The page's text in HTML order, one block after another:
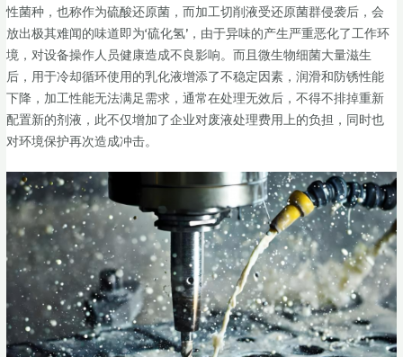
性菌种，也称作为硫酸还原菌，而加工切削液受还原菌群侵袭后，会
放出极其难闻的味道即为‘硫化氢’，由于异味的产生严重恶化了工作环
境，对设备操作人员健康造成不良影响。而且微生物细菌大量滋生
后，用于冷却循环使用的乳化液增添了不稳定因素，润滑和防锈性能
下降，加工性能无法满足需求，通常在处理无效后，不得不排掉重新
配置新的剂液，此不仅增加了企业对废液处理费用上的负担，同时也
对环境保护再次造成冲击。